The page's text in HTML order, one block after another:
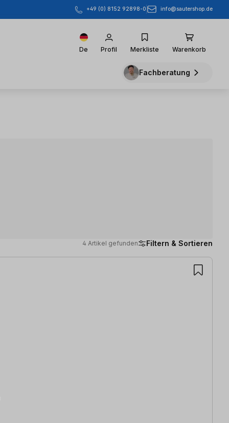
+49 (0) 8152 92898-0 info@sautershop.de
De Profil Merkliste Warenkorb
Fachberatung
4 Artikel gefunden Filtern & Sortieren